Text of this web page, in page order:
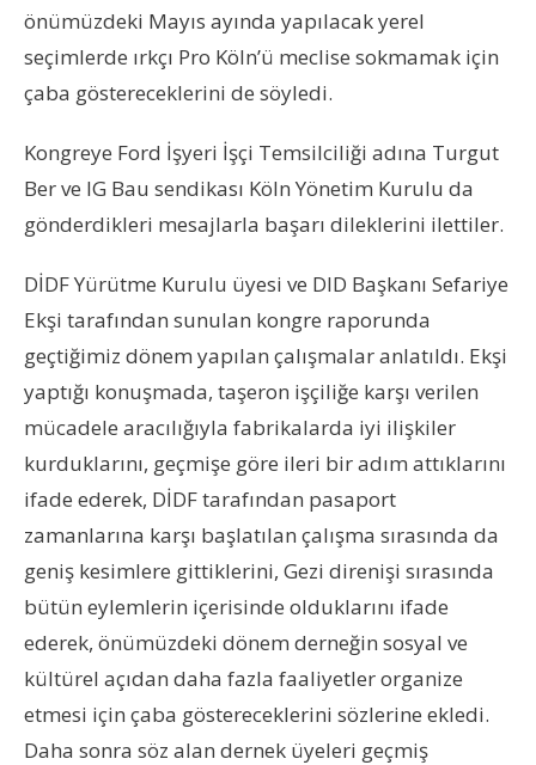
önümüzdeki Mayıs ayında yapılacak yerel
seçimlerde ırkçı Pro Köln’ü meclise sokmamak için
çaba göstereceklerini de söyledi.
Kongreye Ford İşyeri İşçi Temsilciliği adına Turgut
Ber ve IG Bau sendikası Köln Yönetim Kurulu da
gönderdikleri mesajlarla başarı dileklerini ilettiler.
DİDF Yürütme Kurulu üyesi ve DID Başkanı Sefariye
Ekşi tarafından sunulan kongre raporunda
geçtiğimiz dönem yapılan çalışmalar anlatıldı. Ekşi
yaptığı konuşmada, taşeron işçiliğe karşı verilen
mücadele aracılığıyla fabrikalarda iyi ilişkiler
kurduklarını, geçmişe göre ileri bir adım attıklarını
ifade ederek, DİDF tarafından pasaport
zamanlarına karşı başlatılan çalışma sırasında da
geniş kesimlere gittiklerini, Gezi direnişi sırasında
bütün eylemlerin içerisinde olduklarını ifade
ederek, önümüzdeki dönem derneğin sosyal ve
kültürel açıdan daha fazla faaliyetler organize
etmesi için çaba göstereceklerini sözlerine ekledi.
Daha sonra söz alan dernek üyeleri geçmiş